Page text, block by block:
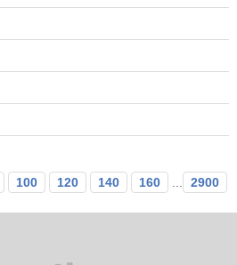
100 120 140 160 ... 2900